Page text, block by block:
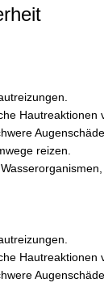
Hautreaktionen
reizen.
Hautreaktionen